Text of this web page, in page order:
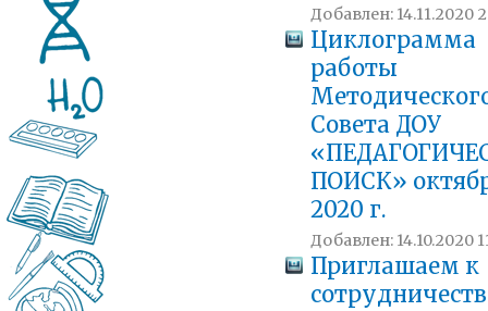
Добавлен: 14.11.2020
Циклограмма
работы
Совета ДОУ
ПОИСК»
2020 г.
Добавлен: 14.10.2020
Приглашаем к